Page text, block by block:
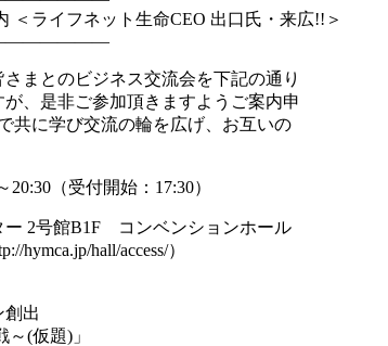
＜ライフネット生命CEO 出口氏・来広!!＞
まとのビジネス交流会を下記の通り
、是非ご参加頂きますようご案内申
共に学び交流の輪を広げ、お互いの
（受付開始：17:30）
2号館B1F コンベンションホール
hall/access/）
出
仮題)」